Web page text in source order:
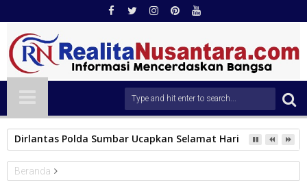
Dirlantas Polda Sumbar Ucapkan Selamat Hari Dharma
Beranda